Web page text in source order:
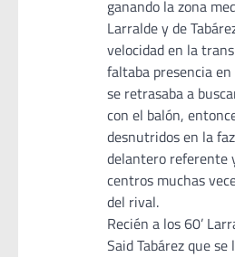
ganando la zona
Larralde y de
velocidad en la
faltaba presencia
se retrasaba a
con el balón,
desnutridos en la
delantero referente
centros muchas
del rival.
Recién a los 60’
Said Tabárez que